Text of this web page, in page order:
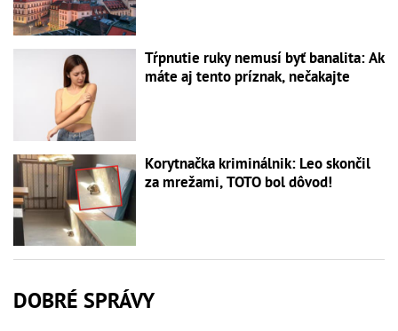
Tŕpnutie ruky nemusí byť banalita: Ak
máte aj tento príznak, nečakajte
Korytnačka kriminálnik: Leo skončil
za mrežami, TOTO bol dôvod!
DOBRÉ SPRÁVY